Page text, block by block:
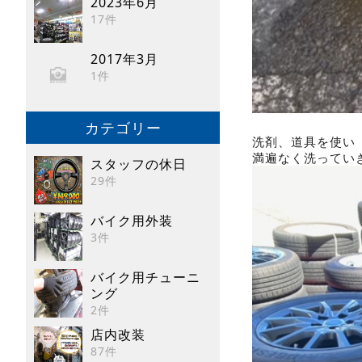
17件
2017年3月
1件
カテゴリー
スタッフの休日
29件
バイク用外装
3件
バイク用チューニ
ング
2件
店内改装
87件
洗剤、道具を使い
満遍なく洗ってい